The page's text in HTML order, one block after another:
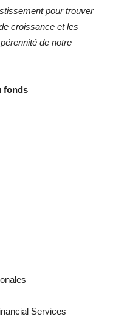
pour trouver
croissance et les
de notre
fonds
Services